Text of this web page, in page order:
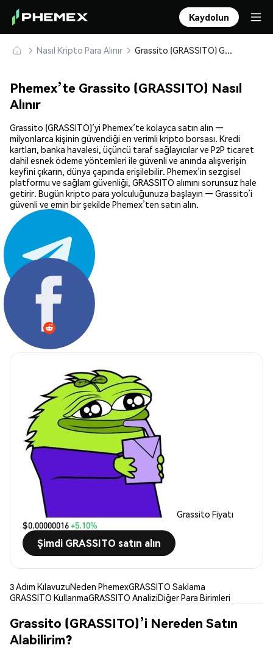
Kaydolun
Nasıl Kripto Para Alınır Grassito (GRASSITO) Güvenle Satın Alın ve Saklayın
Phemex’te Grassito (GRASSITO) Nasıl
Alınır
Grassito (GRASSITO)’yi Phemex’te kolayca satın alın —
milyonlarca kişinin güvendiği en verimli kripto borsası. Kredi
kartları, banka havalesi, üçüncü taraf sağlayıcılar ve P2P ticaret
dahil esnek ödeme yöntemleri ile güvenli ve anında alışverişin
keyfini çıkarın, dünya çapında erişilebilir. Phemex’in sezgisel
platformu ve sağlam güvenliği, GRASSITO alımını sorunsuz hale
getirir. Bugün kripto para yolculuğunuza başlayın — Grassito’i
güvenli ve emin bir şekilde Phemex’ten satın alın.
Paylaş:
Grassito Fiyatı
$0.00000016+5.10%
Şimdi GRASSITO satın alın
3 Adım KılavuzuNeden PhemexGRASSITO Saklama
GRASSITO KullanmaGRASSITO AnaliziDiğer Para Birimleri
Grassito (GRASSITO)’i Nereden Satın
Alabilirim?